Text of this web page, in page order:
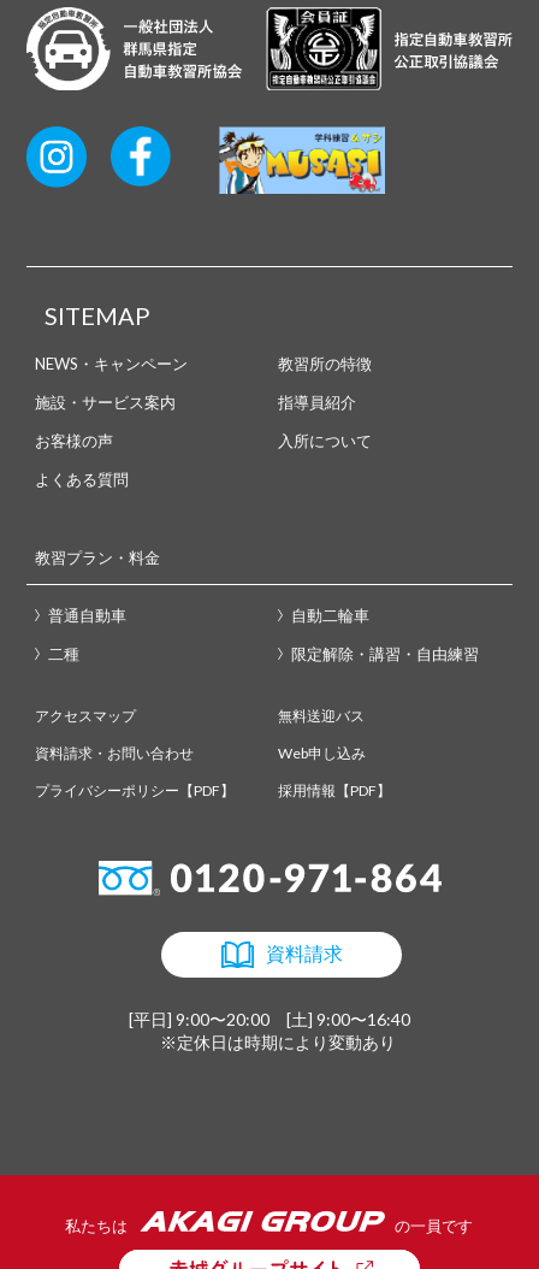
SITEMAP
NEWS・キャンペーン
教習所の特徴
施設・サービス案内
指導員紹介
お客様の声
入所について
よくある質問
教習プラン・料金
普通自動車
自動二輪車
二種
限定解除・講習・自由練習
アクセスマップ 無料送迎バス
資料請求・お問い合わせ Web申し込み
プライバシーポリシー【PDF】 採用情報【PDF】
資料請求
[平日] 9:00〜20:00 [土] 9:00〜16:40
※定休日は時期により変動あり